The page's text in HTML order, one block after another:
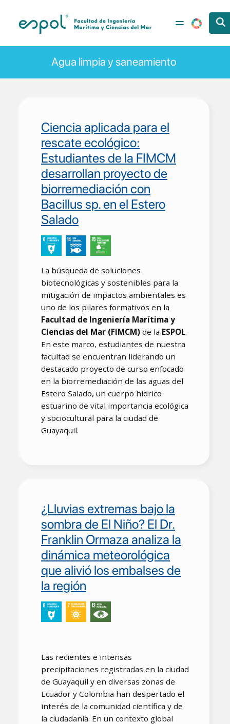
Pasar al contenido principal
Agua limpia y saneamiento
Ciencia aplicada para el
rescate ecológico:
Estudiantes de la FIMCM
desarrollan proyecto de
biorremediación con
Bacillus sp. en el Estero
Salado
La búsqueda de soluciones
biotecnológicas y sostenibles para la
mitigación de impactos ambientales es
uno de los pilares formativos en la
Facultad de Ingeniería Marítima y
Ciencias del Mar (FIMCM) de la ESPOL.
En este marco, estudiantes de nuestra
facultad se encuentran liderando un
destacado proyecto de curso enfocado
en la biorremediación de las aguas del
Estero Salado, un cuerpo hídrico
estuarino de vital importancia ecológica
y sociocultural para la ciudad de
Guayaquil.
¿Lluvias extremas bajo la
sombra de El Niño? El Dr.
Franklin Ormaza analiza la
dinámica meteorológica
que alivió los embalses de
la región
Las recientes e intensas
precipitaciones registradas en la ciudad
de Guayaquil y en diversas zonas de
Ecuador y Colombia han despertado el
interés de la comunidad científica y de
la ciudadanía. En un contexto global